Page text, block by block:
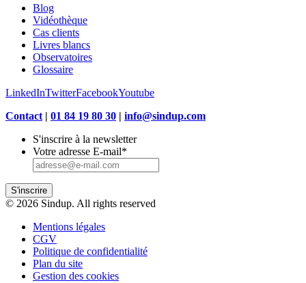
Blog
Vidéothèque
Cas clients
Livres blancs
Observatoires
Glossaire
LinkedInTwitterFacebookYoutube
Contact | 01 84 19 80 30 | info@sindup.com
S'inscrire à la newsletter
Votre adresse E-mail*
S'inscrire
© 2026 Sindup. All rights reserved
Mentions légales
CGV
Politique de confidentialité
Plan du site
Gestion des cookies